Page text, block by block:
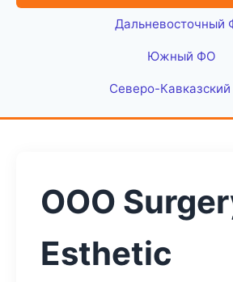
Дальневосточный
Южный ФО
Северо-
ООО
Esthetic